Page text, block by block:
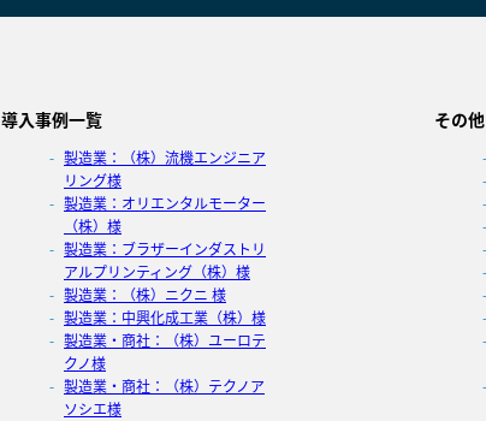
導入事例一覧
製造業：（株）流機エンジニア
リング様
製造業：オリエンタルモーター
（株）様
製造業：ブラザーインダストリ
アルプリンティング（株）様
製造業：（株）ニクニ 様
製造業：中興化成工業（株）様
製造業・商社：（株）ユーロテ
クノ様
製造業・商社：（株）テクノア
ソシエ様
その他